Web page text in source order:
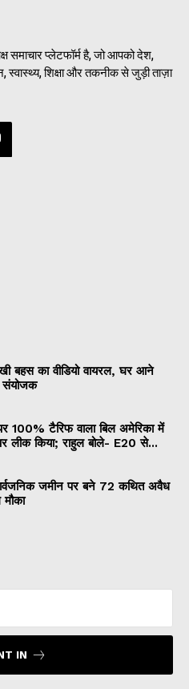
समाचार प्लेटफॉर्म है, जो आपको देश,
स्वास्थ्य, शिक्षा और तकनीक से जुड़ी ताज़ा
बहस का वीडियो वायरल, घर आने
संयोजक
टैरिफ वाला बिल अमेरिका में
लीक किया; राहुल बोले- E20 से...
जमीन पर बने 72 कथित अवैध
IN